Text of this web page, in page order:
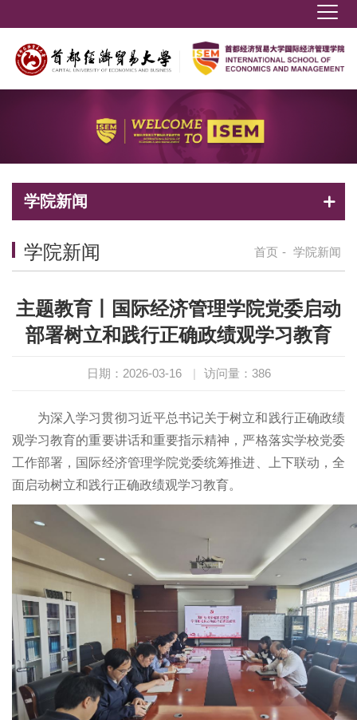
学院新闻
首页 - 学院新闻
学院新闻
主题教育丨国际经济管理学院党委启动
部署树立和践行正确政绩观学习教育
日期：2026-03-16 | 访问量： 386
为深入学习贯彻习近平总书记关于树立和践行正确政绩
观学习教育的重要讲话和重要指示精神，严格落实学校党委
工作部署，国际经济管理学院党委统筹推进、上下联动，全
面启动树立和践行正确政绩观学习教育。